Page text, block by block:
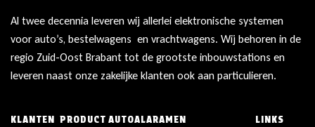
Al twee decennia leveren wij allerlei elektronische systemen
voor auto’s, bestelwagens en vrachtwagens. Wij behoren in de
regio Zuid-Oost Brabant tot de grootste inbouwstations en
leveren naast onze zakelijke klanten ook aan particulieren.
KLANTEN PRODUCT AUTOALARAMEN LINKS